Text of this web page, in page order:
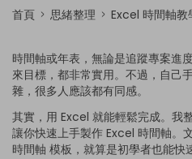
首頁 思緒整理 Excel 時間軸教
時間軸或年表，無論是追蹤專案進
來目標，都非常實用。不過，自己
雜，很多人應該都有同感。
其實，用 Excel 就能輕鬆完成。我
讓你快速上手製作 Excel 時間軸。
時間軸 模板，就算是初學者也能快